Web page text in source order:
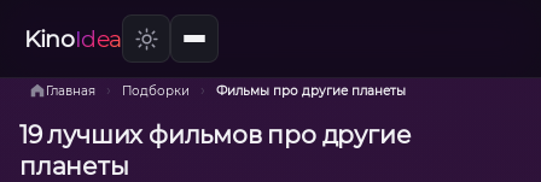
KinoIdea
Главная › Подборки › Фильмы про другие планеты
19 лучших фильмов про другие
планеты